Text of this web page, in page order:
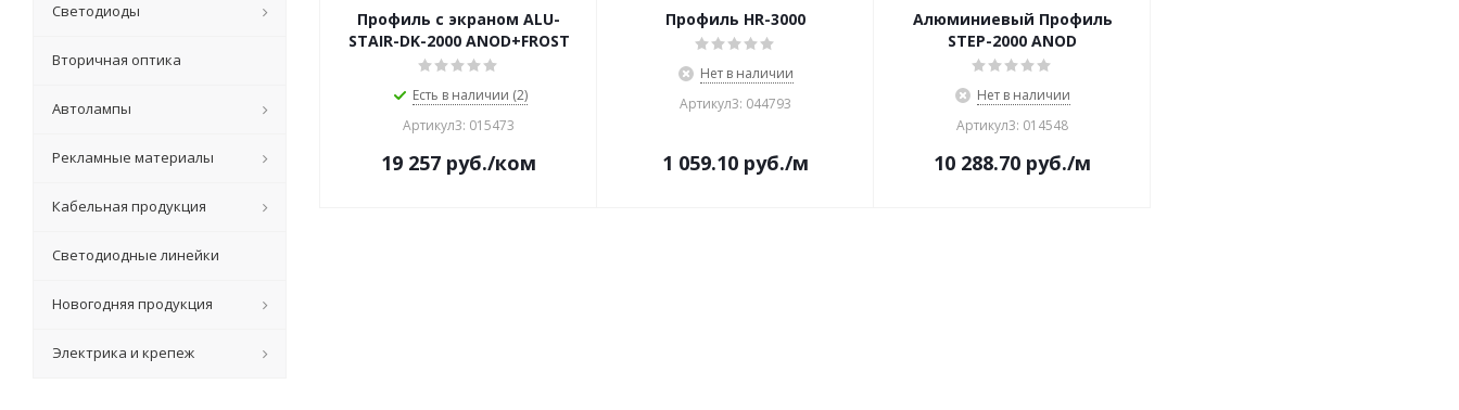
Профиль с экраном ALU-
STAIR-DK-2000 ANOD+FROST
Есть в наличии (2)
Артикул3: 015473
19 257 руб./ком
Профиль HR-3000
Нет в наличии
Артикул3: 044793
1 059.10 руб./м
Алюминиевый Профиль
STEP-2000 ANOD
Нет в наличии
Артикул3: 014548
10 288.70 руб./м
Светодиоды
Вторичная оптика
Автолампы
Рекламные материалы
Кабельная продукция
Светодиодные линейки
Новогодняя продукция
Электрика и крепеж